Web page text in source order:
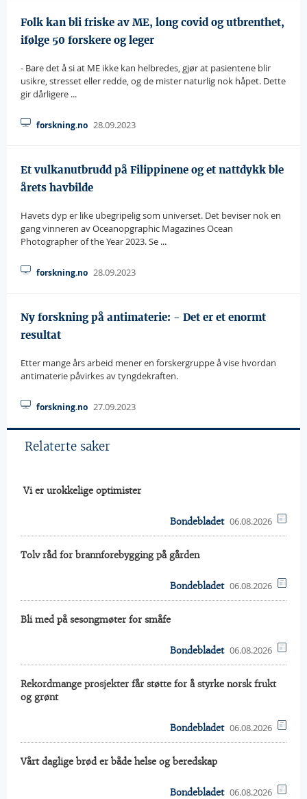
Folk kan bli friske av ME, long covid og utbrenthet,
ifølge 50 forskere og leger
- Bare det å si at ME ikke kan helbredes, gjør at pasientene blir
usikre, stresset eller redde, og de mister naturlig nok håpet. Dette
gir dårligere ...
forskning.no 28.09.2023
Et vulkanutbrudd på Filippinene og et nattdykk ble
årets havbilde
Havets dyp er like ubegripelig som universet. Det beviser nok en
gang vinneren av Oceanopgraphic Magazines Ocean
Photographer of the Year 2023. Se ...
forskning.no 28.09.2023
Ny forskning på antimaterie: - Det er et enormt
resultat
Etter mange års arbeid mener en forskergruppe å vise hvordan
antimaterie påvirkes av tyngdekraften.
forskning.no 27.09.2023
Relaterte saker
 Vi er urokkelige optimister
Bondebladet 06.08.2026
Tolv råd for brannforebygging på gården
Bondebladet 06.08.2026
Bli med på sesongmøter for småfe
Bondebladet 06.08.2026
Rekordmange prosjekter får støtte for å styrke norsk frukt
og grønt
Bondebladet 06.08.2026
Vårt daglige brød er både helse og beredskap
Bondebladet 06.08.2026